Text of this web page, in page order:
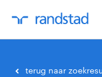
terug naar